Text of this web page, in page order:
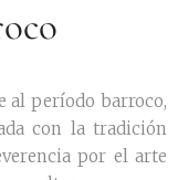
al período barroco,
con la tradición
por el arte